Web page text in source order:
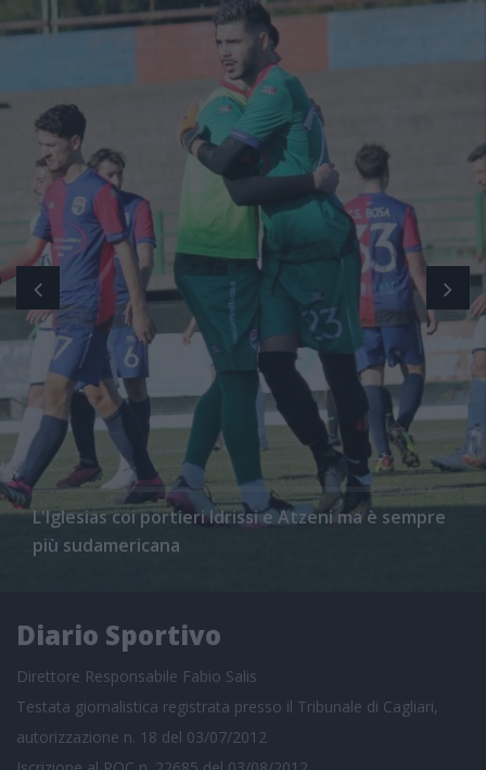
L'Iglesias coi portieri Idrissi e Atzeni ma è sempre
più sudamericana
Diario Sportivo
Direttore Responsabile Fabio Salis
Testata giornalistica registrata presso il Tribunale di Cagliari,
autorizzazione n. 18 del 03/07/2012